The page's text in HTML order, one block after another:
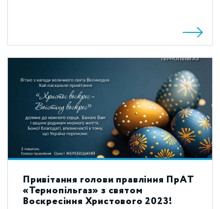
Привітання голови правління ПрАТ
«Тернопільгаз» з святом
Воскресіння Христового 2023!